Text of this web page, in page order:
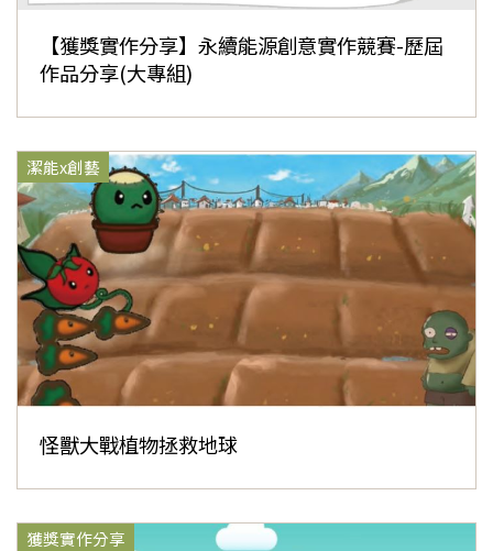
【獲獎實作分享】永續能源創意實作競賽-歷屆
作品分享(大專組)
潔能x創藝
怪獸大戰植物拯救地球
獲獎實作分享